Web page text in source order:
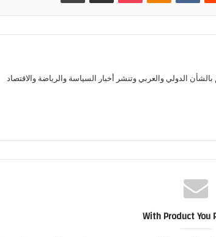
الدولي والعربي وتنشر أخبار السياسة والرياضة والاقتصاد
With Product You